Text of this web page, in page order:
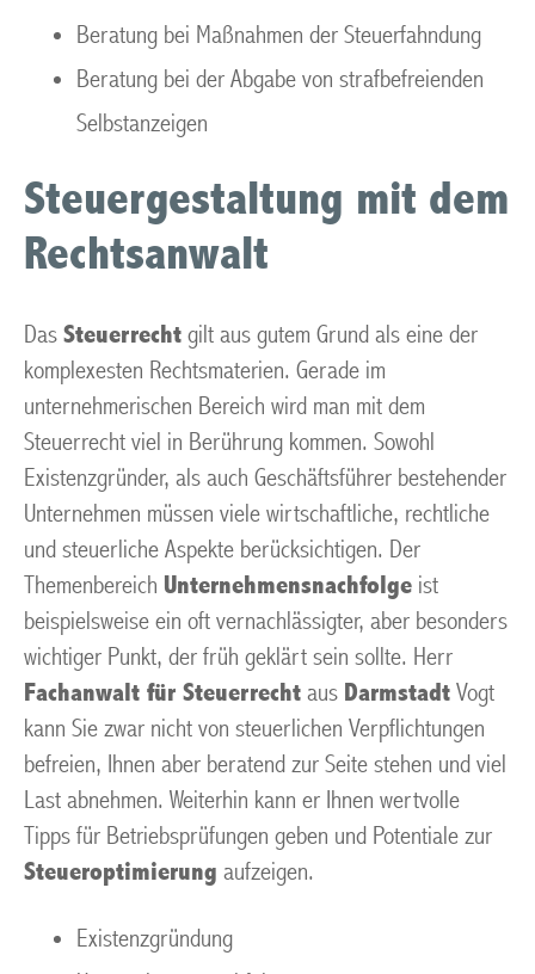
Beratung bei Maßnahmen der Steuerfahndung
Beratung bei der Abgabe von strafbefreienden
Selbstanzeigen
Steuergestaltung mit dem
Rechtsanwalt
Das Steuerrecht gilt aus gutem Grund als eine der
komplexesten Rechtsmaterien. Gerade im
unternehmerischen Bereich wird man mit dem
Steuerrecht viel in Berührung kommen. Sowohl
Existenzgründer, als auch Geschäftsführer bestehender
Unternehmen müssen viele wirtschaftliche, rechtliche
und steuerliche Aspekte berücksichtigen. Der
Themenbereich Unternehmensnachfolge ist
beispielsweise ein oft vernachlässigter, aber besonders
wichtiger Punkt, der früh geklärt sein sollte. Herr
Fachanwalt für Steuerrecht aus Darmstadt Vogt
kann Sie zwar nicht von steuerlichen Verpflichtungen
befreien, Ihnen aber beratend zur Seite stehen und viel
Last abnehmen. Weiterhin kann er Ihnen wertvolle
Tipps für Betriebsprüfungen geben und Potentiale zur
Steueroptimierung aufzeigen.
Existenzgründung